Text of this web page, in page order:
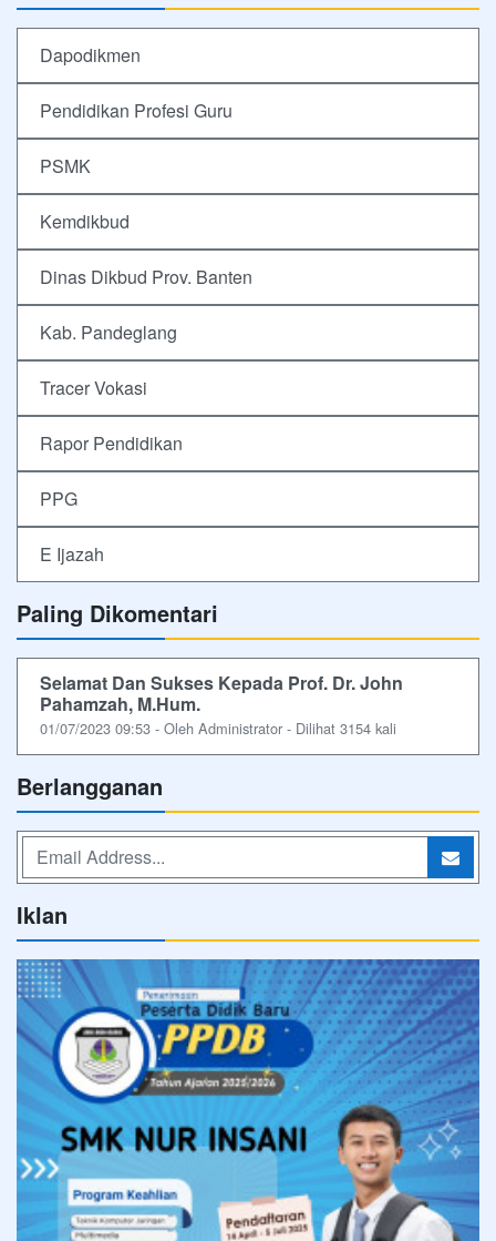
Dapodikmen
Pendidikan Profesi Guru
PSMK
Kemdikbud
Dinas Dikbud Prov. Banten
Kab. Pandeglang
Tracer Vokasi
Rapor Pendidikan
PPG
E Ijazah
Paling Dikomentari
Selamat Dan Sukses Kepada Prof. Dr. John
Pahamzah, M.Hum.
01/07/2023 09:53 - Oleh Administrator - Dilihat 3154 kali
Berlangganan
Iklan